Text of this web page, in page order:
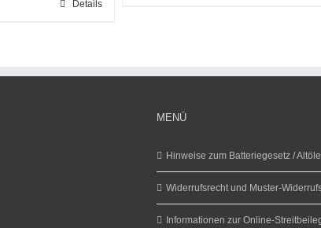
Details
MENÜ
Hinweise zum Batteriegesetz /
Widerrufsrecht und Muster-
Informationen zur Online-